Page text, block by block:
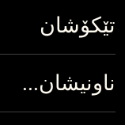
تێکۆشان
ناونیشان...